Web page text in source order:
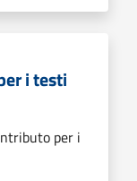
i testi
per i